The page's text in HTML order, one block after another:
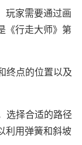
玩家需要通过画
《行走大师》第
终点的位置以及
选择合适的路径
利用弹簧和斜坡